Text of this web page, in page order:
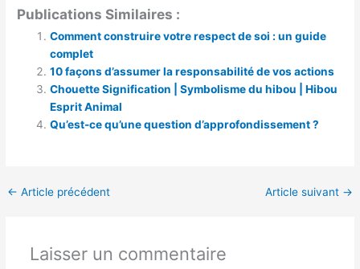
Publications Similaires :
Comment construire votre respect de soi : un guide
complet
10 façons d’assumer la responsabilité de vos actions
Chouette Signification | Symbolisme du hibou | Hibou
Esprit Animal
Qu’est-ce qu’une question d’approfondissement ?
← Article précédent Article suivant →
Laisser un commentaire